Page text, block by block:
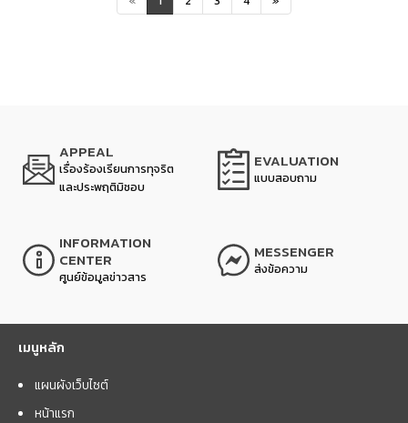
APPEAL
เรื่องร้องเรียนการทุจริต
และประพฤติมิชอบ
EVALUATION
แบบสอบถาม
INFORMATION
CENTER
ศูนย์ข้อมูลข่าวสาร
MESSENGER
ส่งข้อความ
เมนูหลัก
แผนผังเว็บไซต์
หน้าแรก